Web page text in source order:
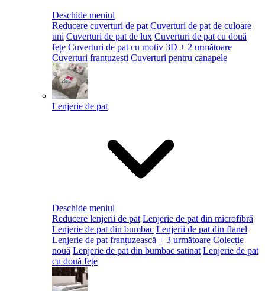
Deschide meniul
Reducere cuverturi de pat Cuverturi de pat de culoare
uni Cuverturi de pat de lux Cuverturi de pat cu două
fețe Cuverturi de pat cu motiv 3D + 2 următoare
Cuverturi franțuzești Cuverturi pentru canapele
Lenjerie de pat
Deschide meniul
Reducere lenjerii de pat Lenjerie de pat din microfibră
Lenjerie de pat din bumbac Lenjerii de pat din flanel
Lenjerie de pat franțuzească + 3 următoare Colecție
nouă Lenjerie de pat din bumbac satinat Lenjerie de pat
cu două fețe